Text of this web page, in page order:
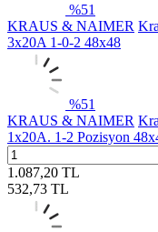
%51
KRAUS & NAIMER
3x20A 1-0-2 48x48
%51
KRAUS & NAIMER
1x20A. 1-2 Pozisyon
1.087,20 TL
532,73 TL